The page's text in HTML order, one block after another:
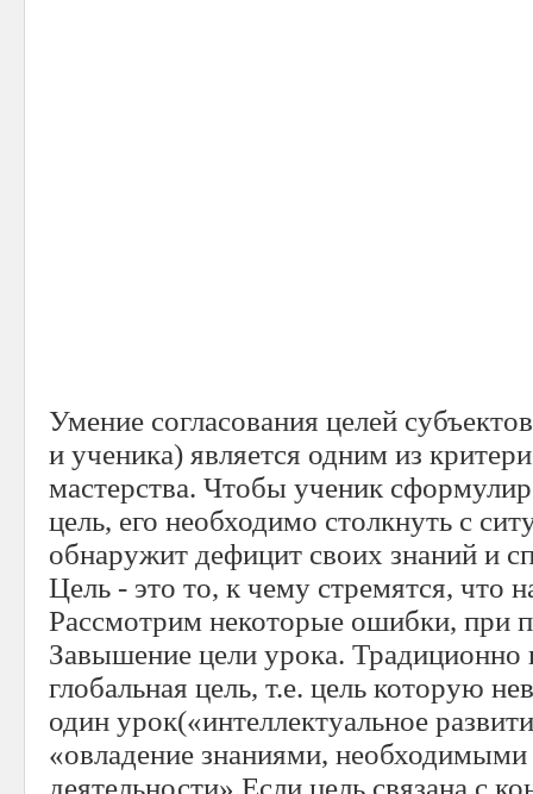
Умение согласования целей
и ученика) является одним из
мастерства. Чтобы ученик
цель, его не­обходимо столкнуть с
обнаружит де­фицит своих знаний и
Цель - это то, к чему стремятся, что
Рассмотрим некоторые ошибки, при
Завышение цели урока. Традиционно
глобальная цель, т.е. цель которую
один урок(«интеллектуальное
«овладение знаниями, необходимыми
деятельности».Если цель связана с